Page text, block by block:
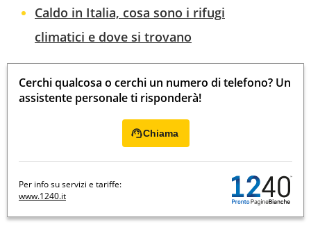
Caldo in Italia, cosa sono i rifugi
climatici e dove si trovano
Cerchi qualcosa o cerchi un numero di telefono? Un
assistente personale ti risponderà!
Chiama
Per info su servizi e tariffe:
www.1240.it